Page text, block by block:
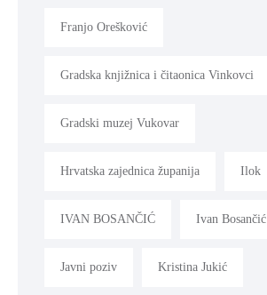
Franjo Orešković
Gradska knjižnica i čitaonica Vinkovci
Gradski muzej Vukovar
Hrvatska zajednica županija Ilok
IVAN BOSANČIĆ Ivan Bosančić
Javni poziv Kristina Jukić